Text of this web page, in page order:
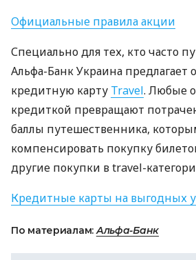
Официальные правила акции
Специально для тех, кто часто
Альфа-Банк Украина предлагает
кредитную карту Travel. Любые
кредиткой превращают
баллы путешественника,
компенсировать покупку
другие покупки в travel-
Кредитные карты на выгодных
По материалам:Альфа-Банк